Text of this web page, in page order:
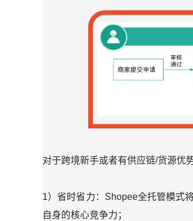
对于跨境新手或者有供应链/货源优
1）省时省力：Shopee全托管模式
自身的核心竞争力；